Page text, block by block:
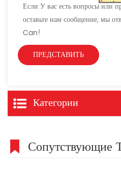
Если У вас есть вопросы или
оставьте нам сообщение, мы
Can!
Категории
Сопутствующие